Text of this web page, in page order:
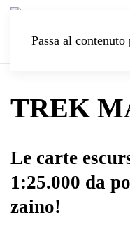
Passa al
TREK
Le carte
1:25.000 da
zaino!